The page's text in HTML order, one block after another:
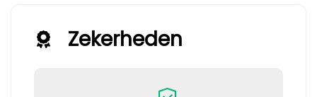
Zekerheden